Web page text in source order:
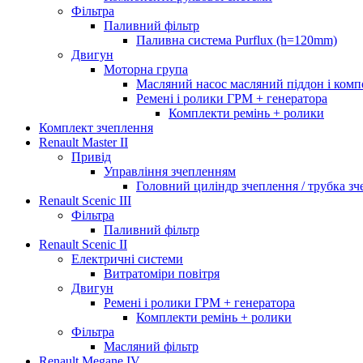
Фільтра
Паливний фільтр
Паливна система Purflux (h=120mm)
Двигун
Моторна група
Масляний насос масляний піддон і
Ремені і ролики ГРМ + генератора
Комплекти ремінь + ролики
Комплект зчеплення
Renault Master II
Привід
Управління зчепленням
Головний циліндр зчеплення / трубка
Renault Scenic III
Фільтра
Паливний фільтр
Renault Scenic II
Електричні системи
Витратоміри повітря
Двигун
Ремені і ролики ГРМ + генератора
Комплекти ремінь + ролики
Фільтра
Масляний фільтр